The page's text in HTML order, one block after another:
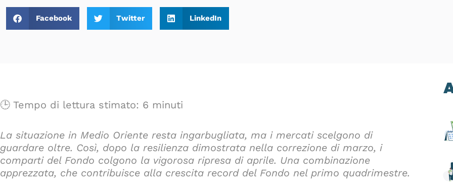
Facebook Twitter LinkedIn
🕒 Tempo di lettura stimato: 6 minuti
La situazione in Medio Oriente resta ingarbugliata, ma i mercati scelgono di
guardare oltre. Così, dopo la resilienza dimostrata nella correzione di marzo, i
comparti del Fondo colgono la vigorosa ripresa di aprile. Una combinazione
apprezzata, che contribuisce alla crescita record del Fondo nel primo quadrimestre.